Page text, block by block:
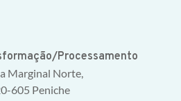
Processamento
Marginal Norte,
605 Peniche